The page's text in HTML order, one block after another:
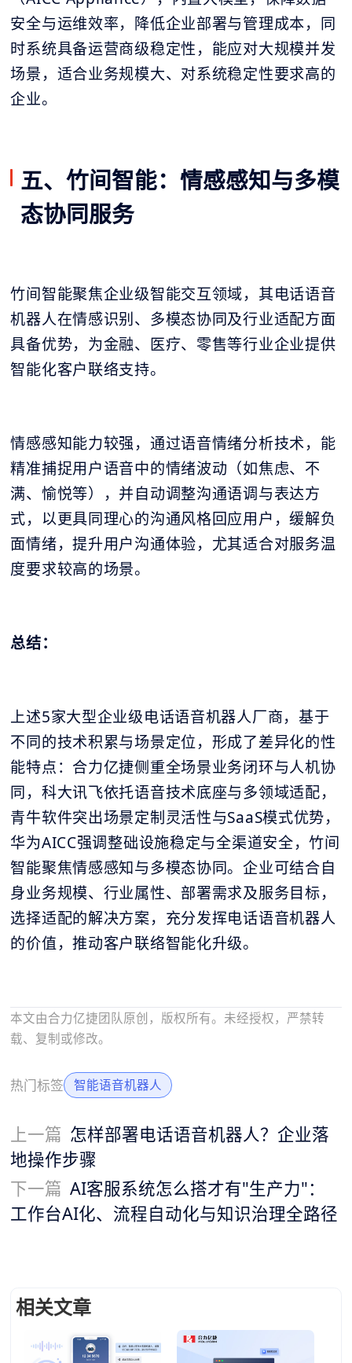
安全与运维效率，降低企业部署与管理成本，同
时系统具备运营商级稳定性，能应对大规模并发
场景，适合业务规模大、对系统稳定性要求高的
企业。
五、竹间智能：情感感知与多模
态协同服务
竹间智能聚焦企业级智能交互领域，其电话语音
机器人在情感识别、多模态协同及行业适配方面
具备优势，为金融、医疗、零售等行业企业提供
智能化客户联络支持。
情感感知能力较强，通过语音情绪分析技术，能
精准捕捉用户语音中的情绪波动（如焦虑、不
满、愉悦等），并自动调整沟通语调与表达方
式，以更具同理心的沟通风格回应用户，缓解负
面情绪，提升用户沟通体验，尤其适合对服务温
度要求较高的场景。
总结：
上述5家大型企业级电话语音机器人厂商，基于
不同的技术积累与场景定位，形成了差异化的性
能特点：合力亿捷侧重全场景业务闭环与人机协
同，科大讯飞依托语音技术底座与多领域适配，
青牛软件突出场景定制灵活性与SaaS模式优势，
华为AICC强调整础设施稳定与全渠道安全，竹间
智能聚焦情感感知与多模态协同。企业可结合自
身业务规模、行业属性、部署需求及服务目标，
选择适配的解决方案，充分发挥电话语音机器人
的价值，推动客户联络智能化升级。
本文由合力亿捷团队原创，版权所有。未经授权，严禁转
载、复制或修改。
热门标签 智能语音机器人
上一篇 怎样部署电话语音机器人？企业落
地操作步骤
下一篇 AI客服系统怎么搭才有"生产力"：
工作台AI化、流程自动化与知识治理全路径
相关文章